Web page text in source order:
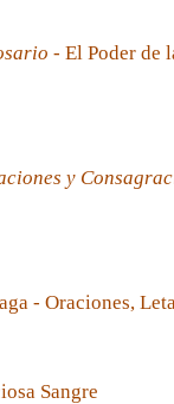
- El Poder de
y
- Oraciones,
Sangre